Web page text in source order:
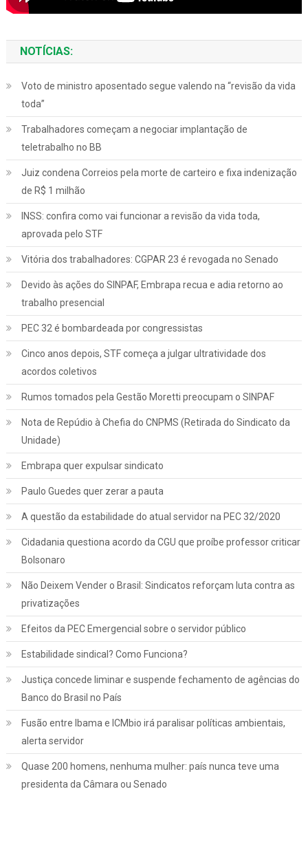
NOTÍCIAS:
Voto de ministro aposentado segue valendo na “revisão da vida
toda”
Trabalhadores começam a negociar implantação de
teletrabalho no BB
Juiz condena Correios pela morte de carteiro e fixa indenização
de R$ 1 milhão
INSS: confira como vai funcionar a revisão da vida toda,
aprovada pelo STF
Vitória dos trabalhadores: CGPAR 23 é revogada no Senado
Devido às ações do SINPAF, Embrapa recua e adia retorno ao
trabalho presencial
PEC 32 é bombardeada por congressistas
Cinco anos depois, STF começa a julgar ultratividade dos
acordos coletivos
Rumos tomados pela Gestão Moretti preocupam o SINPAF
Nota de Repúdio à Chefia do CNPMS (Retirada do Sindicato da
Unidade)
Embrapa quer expulsar sindicato
Paulo Guedes quer zerar a pauta
A questão da estabilidade do atual servidor na PEC 32/2020
Cidadania questiona acordo da CGU que proíbe professor criticar
Bolsonaro
Não Deixem Vender o Brasil: Sindicatos reforçam luta contra as
privatizações
Efeitos da PEC Emergencial sobre o servidor público
Estabilidade sindical? Como Funciona?
Justiça concede liminar e suspende fechamento de agências do
Banco do Brasil no País
Fusão entre Ibama e ICMbio irá paralisar políticas ambientais,
alerta servidor
Quase 200 homens, nenhuma mulher: país nunca teve uma
presidenta da Câmara ou Senado
INSS: confira como vai funcionar a
revisão da vida toda, aprovada pelo STF